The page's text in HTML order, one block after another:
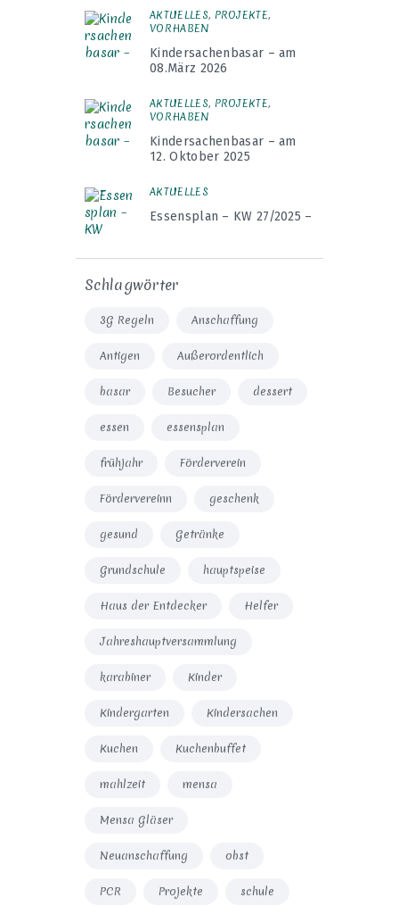
AKTUELLES, PROJEKTE,
VORHABEN
Kindersachenbasar – am
08.März 2026
AKTUELLES, PROJEKTE,
VORHABEN
Kindersachenbasar – am
12. Oktober 2025
AKTUELLES
Essensplan – KW 27/2025 –
Schlagwörter
3G Regeln Anschaffung
Antigen Außerordentlich
basar Besucher dessert
essen essensplan
frühjahr Förderverein
Fördervereinn geschenk
gesund Getränke
Grundschule hauptspeise
Haus der Entdecker Helfer
Jahreshauptversammlung
karabiner Kinder
Kindergarten Kindersachen
Kuchen Kuchenbuffet
mahlzeit mensa
Mensa Gläser
Neuanschaffung obst
PCR Projekte schule